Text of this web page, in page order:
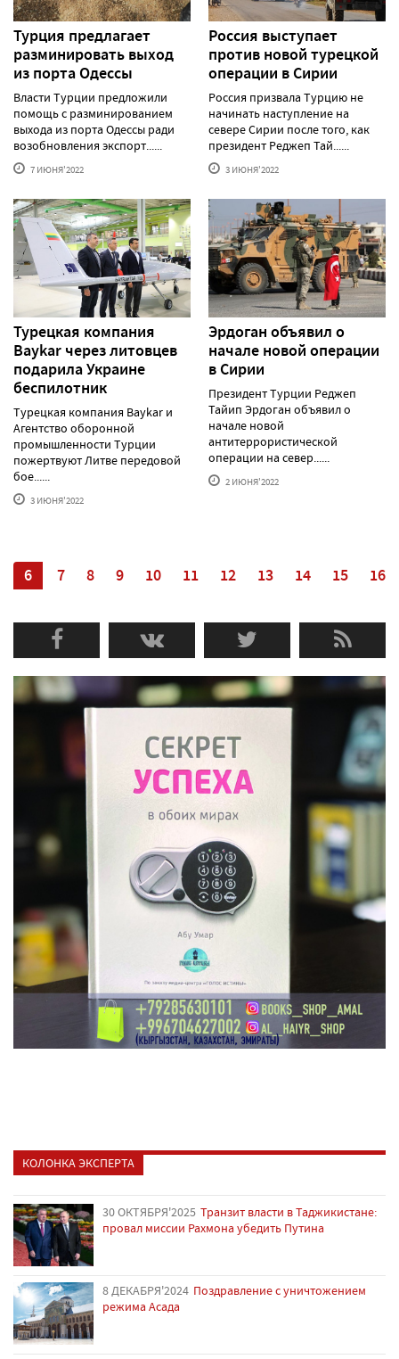
Турция предлагает
разминировать выход
из порта Одессы
Власти Турции предложили
помощь с разминированием
выхода из порта Одессы ради
возобновления экспорт......
7 ИЮНЯ'2022
Россия выступает
против новой турецкой
операции в Сирии
Россия призвала Турцию не
начинать наступление на
севере Сирии после того, как
президент Реджеп Тай......
3 ИЮНЯ'2022
Турецкая компания
Baykar через литовцев
подарила Украине
беспилотник
Турецкая компания Baykar и
Агентство оборонной
промышленности Турции
пожертвуют Литве передовой
бое......
3 ИЮНЯ'2022
Эрдоган объявил о
начале новой операции
в Сирии
Президент Турции Реджеп
Тайип Эрдоган объявил о
начале новой
антитеррористической
операции на север......
2 ИЮНЯ'2022
6 7 8 9 10 11 12 13 14 15 16
КОЛОНКА ЭКСПЕРТА
30 ОКТЯБРЯ'2025 Транзит власти в Таджикистане:
провал миссии Рахмона убедить Путина
8 ДЕКАБРЯ'2024 Поздравление с уничтожением
режима Асада